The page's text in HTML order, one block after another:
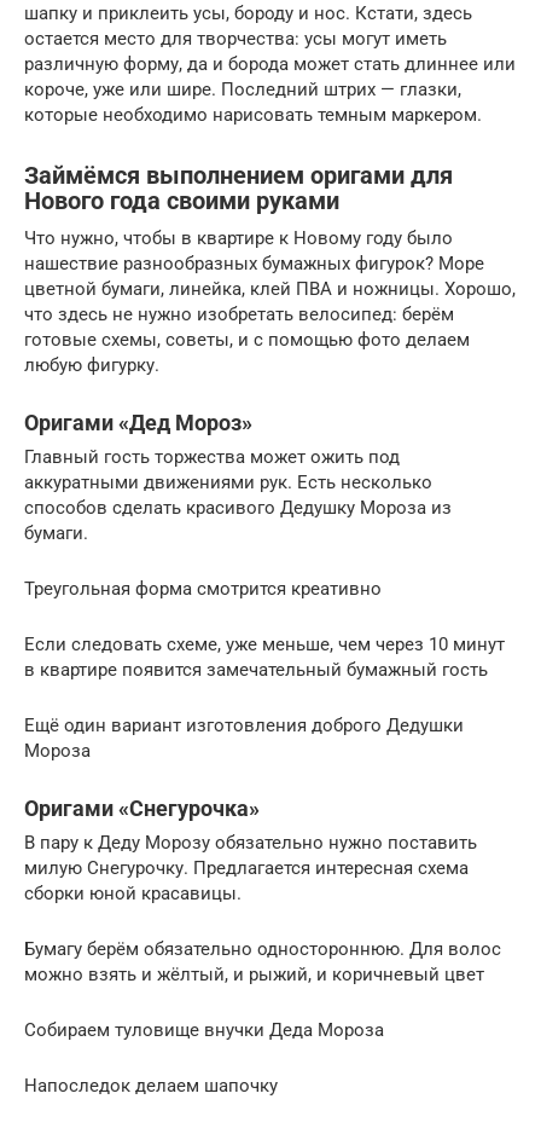
шапку и приклеить усы, бороду и нос. Кстати, здесь
остается место для творчества: усы могут иметь
различную форму, да и борода может стать длиннее или
короче, уже или шире. Последний штрих — глазки,
которые необходимо нарисовать темным маркером.
Займёмся выполнением оригами для
Нового года своими руками
Что нужно, чтобы в квартире к Новому году было
нашествие разнообразных бумажных фигурок? Море
цветной бумаги, линейка, клей ПВА и ножницы. Хорошо,
что здесь не нужно изобретать велосипед: берём
готовые схемы, советы, и с помощью фото делаем
любую фигурку.
Оригами «Дед Мороз»
Главный гость торжества может ожить под
аккуратными движениями рук. Есть несколько
способов сделать красивого Дедушку Мороза из
бумаги.
Треугольная форма смотрится креативно
Если следовать схеме, уже меньше, чем через 10 минут
в квартире появится замечательный бумажный гость
Ещё один вариант изготовления доброго Дедушки
Мороза
Оригами «Снегурочка»
В пару к Деду Морозу обязательно нужно поставить
милую Снегурочку. Предлагается интересная схема
сборки юной красавицы.
Бумагу берём обязательно одностороннюю. Для волос
можно взять и жёлтый, и рыжий, и коричневый цвет
Собираем туловище внучки Деда Мороза
Напоследок делаем шапочку